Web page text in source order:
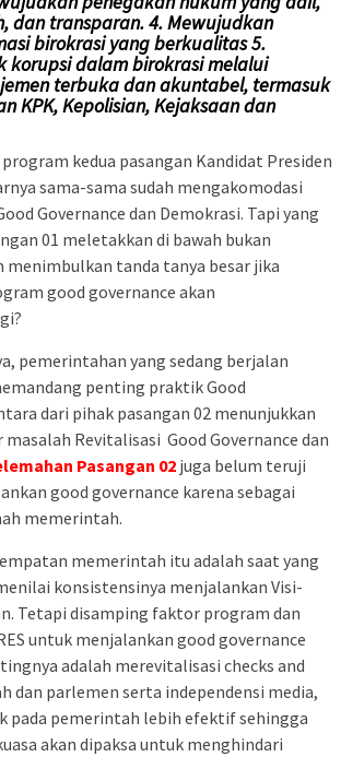
dan transparan. 4. Mewujudkan
birokrasi yang berkualitas 5.
korupsi dalam birokrasi melalui
terbuka dan akuntabel, termasuk
KPK, Kepolisian, Kejaksaan dan
kedua pasangan Kandidat Presiden
sama-sama sudah mengakomodasi
Governance dan Demokrasi. Tapi yang
01 meletakkan di bawah bukan
menimbulkan tanda tanya besar jika
good governance akan
pemerintahan yang sedang berjalan
penting praktik Good
dari pihak pasangan 02 menunjukkan
masalah Revitalisasi Good Governance dan
Pasangan 02 juga belum teruji
good governance karena sebagai
memerintah.
memerintah itu adalah saat yang
konsistensinya menjalankan Visi-
Tetapi disamping faktor program dan
untuk menjalankan good governance
adalah merevitalisasi checks and
dan parlemen serta independensi media,
pemerintah lebih efektif sehingga
akan dipaksa untuk menghindari